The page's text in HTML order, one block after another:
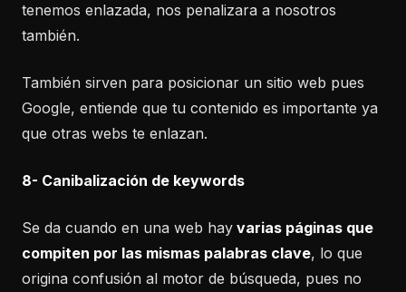
tenemos enlazada, nos penalizara a nosotros
también.
También sirven para posicionar un sitio web pues
Google, entiende que tu contenido es importante ya
que otras webs te enlazan.
8- Canibalización de keywords
Se da cuando en una web hay varias páginas que
compiten por las mismas palabras clave, lo que
origina confusión al motor de búsqueda, pues no